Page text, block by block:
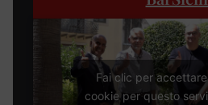
Fai clic per
cookie per questo